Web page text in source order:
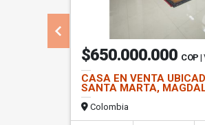
$650.000.000 COP |
CASA EN VENTA
SANTA MARTA,
Colombia